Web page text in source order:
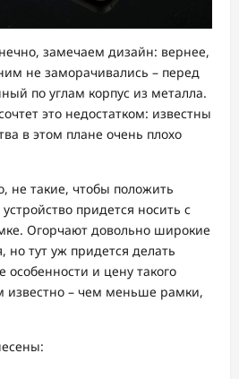
замечаем дизайн: вернее,
не заморачивались – перед
по углам корпус из металла.
это недостатком: известны
в этом плане очень плохо
не такие, чтобы положить
придется носить с
Огорчают довольно широкие
но тут уж придется делать
особенности и цену такого
известно – чем меньше рамки,